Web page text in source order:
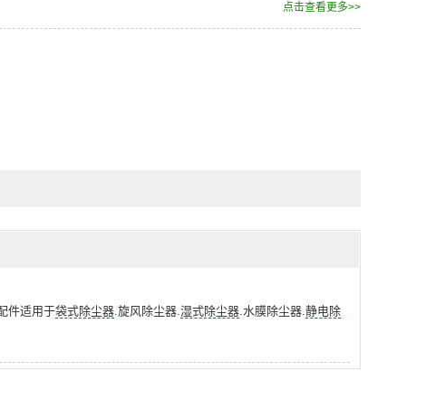
点击查看更多>>
件适用于袋式除尘器.旋风除尘器.湿式除尘器.水膜除尘器.静电除